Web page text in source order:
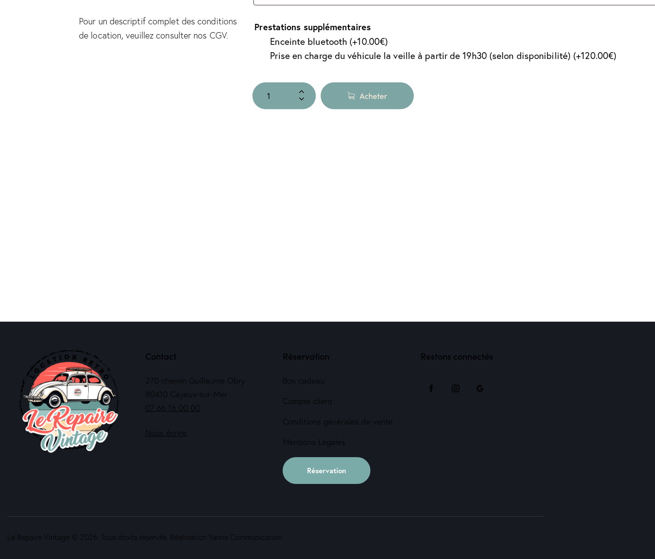
Pour un descriptif complet des conditions
de location, veuillez consulter nos CGV.
Prestations supplémentaires
Enceinte bluetooth (+10.00€)
Prise en charge du véhicule la veille à partir de 19h30 (selon disponibilité) (+120.00€)
Acheter
Contact
270 chemin Guillaume Obry
80410 Cayeux-sur-Mer
07 66 16 00 00
Nous écrire
Réservation
Bon cadeau
Compte client
Conditions générales de vente
Mentions Légales
Réservation
Restons connectés
Le Repaire Vintage © 2026. Tous droits réservés. Réalisation Yanna Communication.